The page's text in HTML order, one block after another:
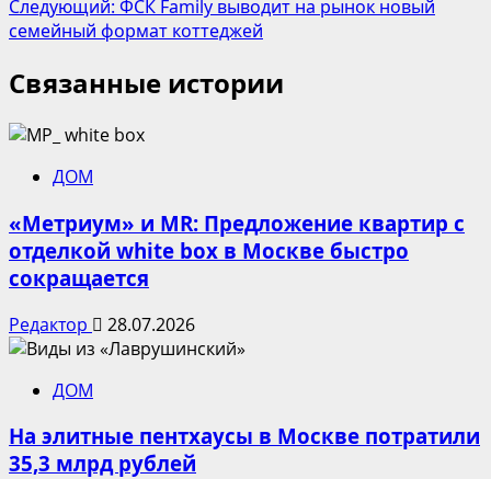
Следующий: ФСК Family выводит на рынок новый
семейный формат коттеджей
Связанные истории
ДОМ
«Метриум» и MR: Предложение квартир с
отделкой white box в Москве быстро
сокращается
Редактор 28.07.2026
ДОМ
На элитные пентхаусы в Москве потратили
35,3 млрд рублей